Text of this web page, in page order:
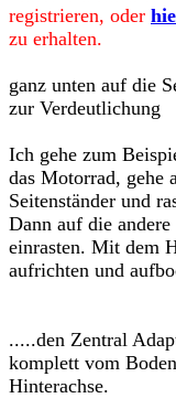
registrieren, oder
zu erhalten.
ganz unten auf die
zur Verdeutlichung
Ich gehe zum
das Motorrad, gehe
Seitenständer und
Dann auf die
einrasten. Mit dem
aufrichten und
.....den Zentral
komplett vom
Hinterachse.